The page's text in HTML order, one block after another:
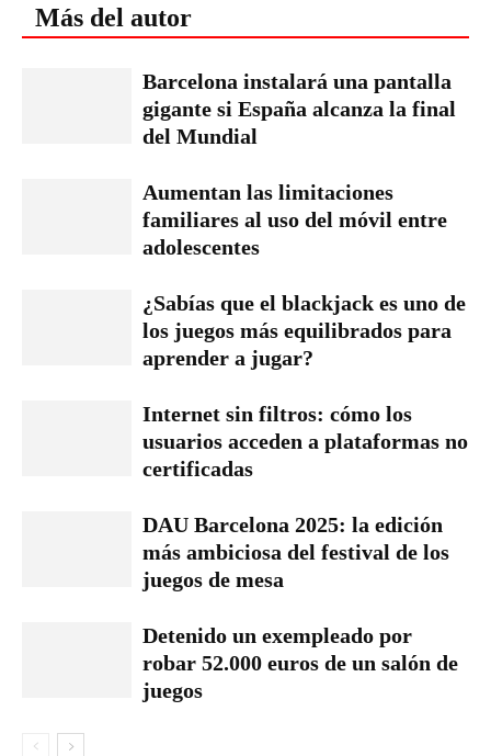
Más del autor
Barcelona instalará una pantalla
gigante si España alcanza la final
del Mundial
Aumentan las limitaciones
familiares al uso del móvil entre
adolescentes
¿Sabías que el blackjack es uno de
los juegos más equilibrados para
aprender a jugar?
Internet sin filtros: cómo los
usuarios acceden a plataformas no
certificadas
DAU Barcelona 2025: la edición
más ambiciosa del festival de los
juegos de mesa
Detenido un exempleado por
robar 52.000 euros de un salón de
juegos